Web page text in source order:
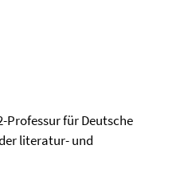
Professur für Deutsche
literatur- und